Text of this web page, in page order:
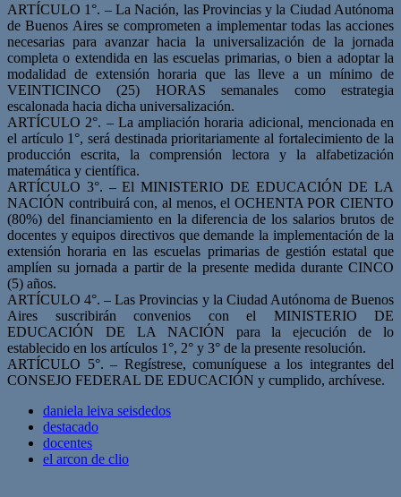
ARTÍCULO 1°. – La Nación, las Provincias y la Ciudad Autónoma
de Buenos Aires se comprometen a implementar todas las acciones
necesarias para avanzar hacia la universalización de la jornada
completa o extendida en las escuelas primarias, o bien a adoptar la
modalidad de extensión horaria que las lleve a un mínimo de
VEINTICINCO (25) HORAS semanales como estrategia
escalonada hacia dicha universalización.
ARTÍCULO 2°. – La ampliación horaria adicional, mencionada en
el artículo 1°, será destinada prioritariamente al fortalecimiento de la
producción escrita, la comprensión lectora y la alfabetización
matemática y científica.
ARTÍCULO 3°. – El MINISTERIO DE EDUCACIÓN DE LA
NACIÓN contribuirá con, al menos, el OCHENTA POR CIENTO
(80%) del financiamiento en la diferencia de los salarios brutos de
docentes y equipos directivos que demande la implementación de la
extensión horaria en las escuelas primarias de gestión estatal que
amplíen su jornada a partir de la presente medida durante CINCO
(5) años.
ARTÍCULO 4°. – Las Provincias y la Ciudad Autónoma de Buenos
Aires suscribirán convenios con el MINISTERIO DE
EDUCACIÓN DE LA NACIÓN para la ejecución de lo
establecido en los artículos 1°, 2° y 3° de la presente resolución.
ARTÍCULO 5°. – Regístrese, comuníquese a los integrantes del
CONSEJO FEDERAL DE EDUCACIÓN y cumplido, archívese.
daniela leiva seisdedos
destacado
docentes
el arcon de clio